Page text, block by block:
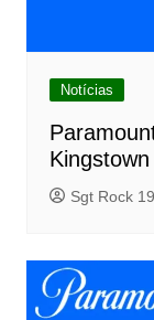
Notícias
Kingstown
Sgt Rock